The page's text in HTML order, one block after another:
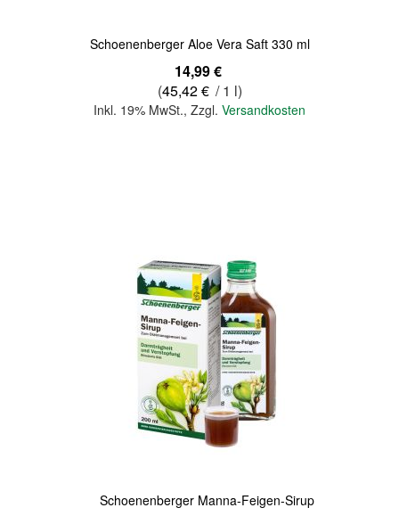
Schoenenberger Aloe Vera Saft 330 ml
14,99 €
(45,42 € / 1 l)
Inkl. 19% MwSt., Zzgl. Versandkosten
Schoenenberger Manna-Feigen-Sirup